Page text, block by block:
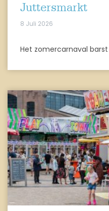
Juttersmarkt
8 Juli 2026
Het zomercarnaval